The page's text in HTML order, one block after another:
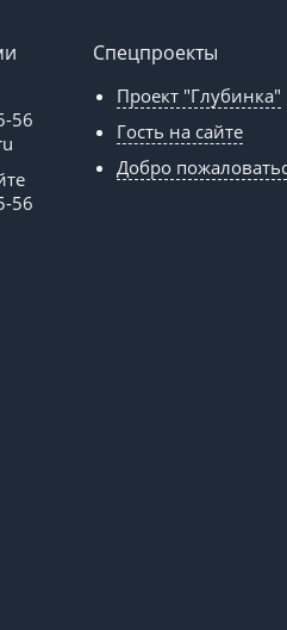
56
56
Спецпроекты
Проект "Глубинка"
Гость на сайте
Добро